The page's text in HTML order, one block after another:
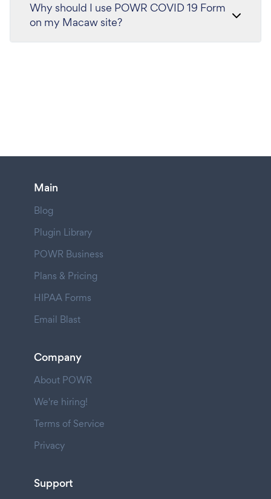
Why should I use POWR COVID 19 Form
on my Macaw site?
Main
Blog
Plugin Library
POWR Business
Plans & Pricing
HIPAA Forms
Email Blast
Company
About POWR
We're hiring!
Terms of Service
Privacy
Support